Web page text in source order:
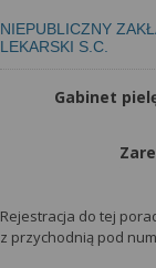
NIEPUBLICZNY
LEKARSKI S.C.
Gabinet
Rejestracja do tej
z przychodnią pod